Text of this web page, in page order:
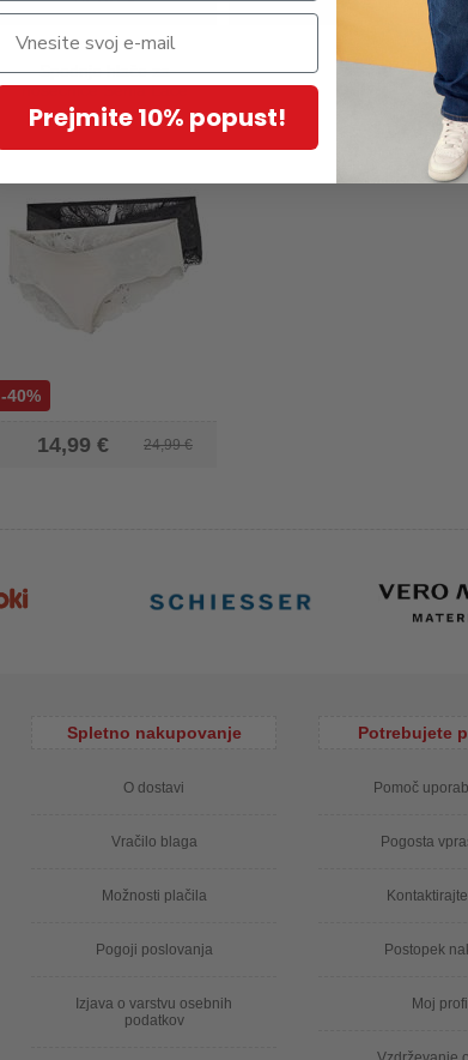
-40%
Spodnje hlače za
nosečnice Senia Lace
24,99 €
14,99 €
Spletno nakupovanje
O dostavi
Vračilo blaga
Možnosti plačila
Pogoji poslovanja
Izjava o varstvu osebnih
podatkov
Potrebujete
Pomoč
Pogosta
Postopek
Moj profil
Prejmite 10% popust!